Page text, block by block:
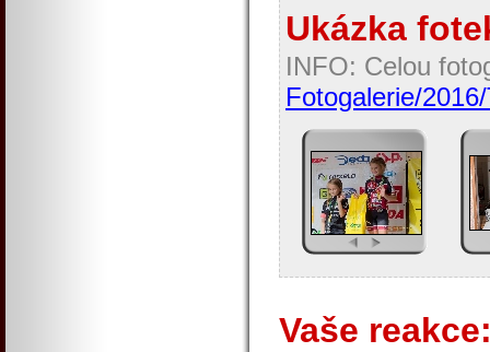
Ukázka
INFO: Celou
Fotogalerie/
Vaše